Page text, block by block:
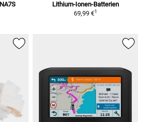
Lithium-Ionen-Batterien
69,99 €1